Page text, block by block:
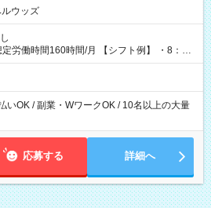
ウッズ
160時間/月 【シフト例】 ・8：00
いOK / 副業・WワークOK / 10名以上の大量
応募する 詳細へ